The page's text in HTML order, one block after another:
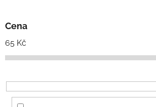
r
o
d
k
t
Cena
65 Kč